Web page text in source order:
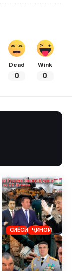
Dead
0
Wink
0
СИЁСӢ ҶИНОӢ